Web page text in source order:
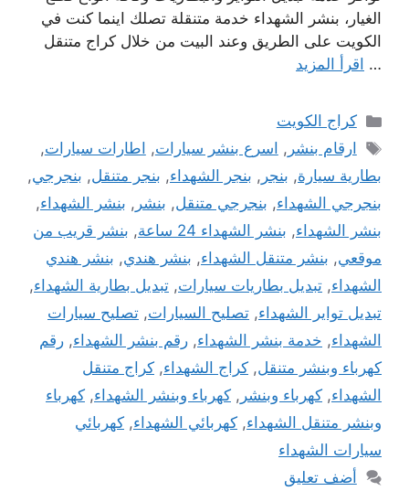
الغيار، بنشر الشهداء خدمة متنقلة تصلك اينما كنت في
الكويت على الطريق وعند البيت من خلال كراج متنقل
… اقرأ المزيد
التصنيفات
كراج الكويت
الوسوم
ارقام بنشر , اسرع بنشر سيارات, اطارات سيارات,
بطارية سيارة, بنجر , بنجر الشهداء, بنجر متنقل, بنجرجي,
بنجرجي الشهداء, بنجرجي متنقل, بنشر , بنشر الشهداء,
بنشر الشهداء, بنشر الشهداء 24 ساعة , بنشر قريب من
موقعي, بنشر متنقل الشهداء, بنشر هندي, بنشر هندي
الشهداء, تبديل بطاريات سيارات, تبديل بطارية الشهداء,
تبديل تواير الشهداء, تصليح السيارات, تصليح سيارات
الشهداء, خدمة بنشر الشهداء, رقم بنشر الشهداء, رقم
كهرباء وبنشر متنقل, كراج الشهداء, كراج متنقل
الشهداء, كهرباء وبنشر , كهرباء وبنشر الشهداء, كهرباء
وبنشر متنقل الشهداء, كهربائي الشهداء, كهربائي
سيارات الشهداء
أضف تعليق